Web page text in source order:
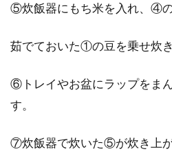
「味噌豚丼
⑤炊飯器にもち米を入れ、④の
茹でておいた①の豆を乗せ炊き
⑥トレイやお盆にラップをま
す。
⑦炊飯器で炊いた⑤が炊き上